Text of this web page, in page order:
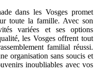
dans les Vosges promet
toute la famille. Avec son
variées et ses options
les Vosges offrent tout
familial réussi.
organisation sans soucis et
inoubliables avec vos